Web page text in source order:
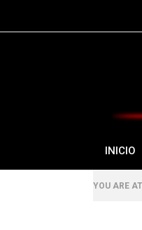
INICIO
YOU ARE